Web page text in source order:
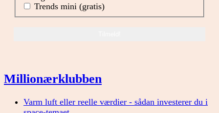
Trends mini (gratis)
Millionærklubben
Varm luft eller reelle værdier - sådan investerer du i